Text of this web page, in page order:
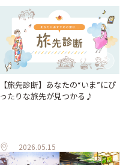
【旅先診断】あなたの“いま”にぴ
ったりな旅先が見つかる♪
2026.05.15